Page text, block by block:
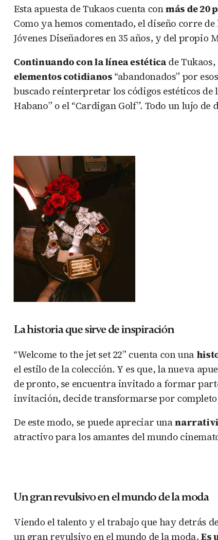
Esta apuesta de Tukaos cuenta conmás de 20
Como ya hemos comentado, el diseño corre
Jóvenes Diseñadores en 35 años, y del propio
Continuando con la línea estéticade Tukaos,
elementos cotidianos“abandonados” por
buscado reinterpretar los códigos estéticos de
Habano” o el “Cardigan Golf”. Todo un lujo
La historia que sirve de inspiración
“Welcome to the jet set 22” cuenta con una
el estilo de la colección. Y es que, la nueva
de pronto, se encuentra invitado a formar
invitación, decide transformarse por
De este modo, se puede apreciar una
atractivo para los amantes del mundo
Un gran revulsivo en el mundo de la moda
Viendo el talento y el trabajo que hay detrás
un gran revulsivo en el mundo de la moda.Es